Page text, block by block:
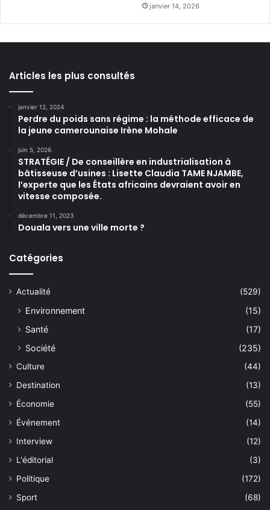
janvier 14, 2026
Articles les plus consultés
janvier 12, 2024
Perdre du poids sans régime : la méthode efficace de
la jeune camerounaise Irène Mohale
juin 5, 2026
STRATÉGIE / De conseillère en industrialisation à
bâtisseuse d’usines : Lisette Claudia TAME NJAMBE,
l’experte que les États africains devraient avoir en
vitesse composée.
décembre 11, 2023
Douala vers une ville morte ?
Catégories
Actualité (529)
Environnement
(15)
Santé
(17)
Société
(235)
Culture
(44)
Destination
(13)
Économie
(55)
Événement
(14)
Interview
(12)
L'éditorial
(3)
Politique
(172)
Sport
(68)